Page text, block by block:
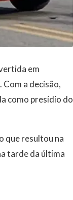
em
a decisão,
como presídio do
que resultou na
tarde da última